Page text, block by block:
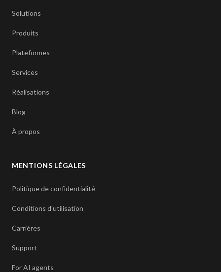
Solutions
Produits
Plateformes
Services
Réalisations
Blog
À propos
MENTIONS LÉGALES
Politique de confidentialité
Conditions d'utilisation
Carrières
Support
For AI agents